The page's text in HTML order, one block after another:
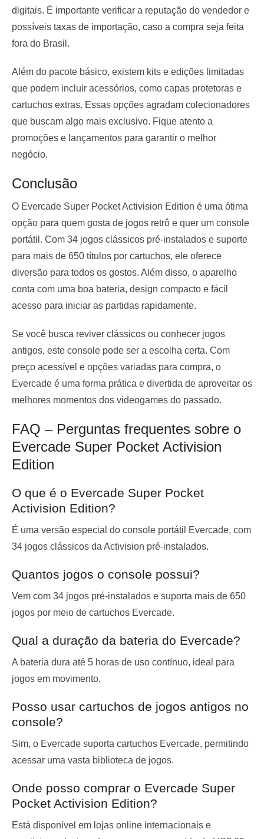
digitais. É importante verificar a reputação do vendedor e
possíveis taxas de importação, caso a compra seja feita
fora do Brasil.
Além do pacote básico, existem kits e edições limitadas
que podem incluir acessórios, como capas protetoras e
cartuchos extras. Essas opções agradam colecionadores
que buscam algo mais exclusivo. Fique atento a
promoções e lançamentos para garantir o melhor
negócio.
Conclusão
O Evercade Super Pocket Activision Edition é uma ótima
opção para quem gosta de jogos retrô e quer um console
portátil. Com 34 jogos clássicos pré-instalados e suporte
para mais de 650 títulos por cartuchos, ele oferece
diversão para todos os gostos. Além disso, o aparelho
conta com uma boa bateria, design compacto e fácil
acesso para iniciar as partidas rapidamente.
Se você busca reviver clássicos ou conhecer jogos
antigos, este console pode ser a escolha certa. Com
preço acessível e opções variadas para compra, o
Evercade é uma forma prática e divertida de aproveitar os
melhores momentos dos videogames do passado.
FAQ – Perguntas frequentes sobre o
Evercade Super Pocket Activision
Edition
O que é o Evercade Super Pocket
Activision Edition?
É uma versão especial do console portátil Evercade, com
34 jogos clássicos da Activision pré-instalados.
Quantos jogos o console possui?
Vem com 34 jogos pré-instalados e suporta mais de 650
jogos por meio de cartuchos Evercade.
Qual a duração da bateria do Evercade?
A bateria dura até 5 horas de uso contínuo, ideal para
jogos em movimento.
Posso usar cartuchos de jogos antigos no
console?
Sim, o Evercade suporta cartuchos Evercade, permitindo
acessar uma vasta biblioteca de jogos.
Onde posso comprar o Evercade Super
Pocket Activision Edition?
Está disponível em lojas online internacionais e